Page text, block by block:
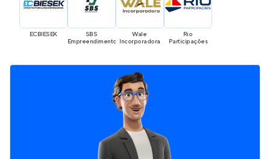
ECBIESEK
SBS
Empreendimentos
Wale
Incorporadora
Rio
Participações